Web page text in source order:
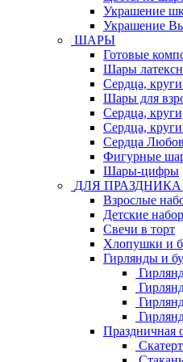
Украшение
Украшение
ШАРЫ
Готовые
Шары
Сердца,
Шары для
Сердца,
Сердца,
Сердца
Фигурные
Шары-цифры
ДЛЯ
Взрослые
Детские
Свечи в торт
Хлопушки и
Гирлянды и
Праздничная